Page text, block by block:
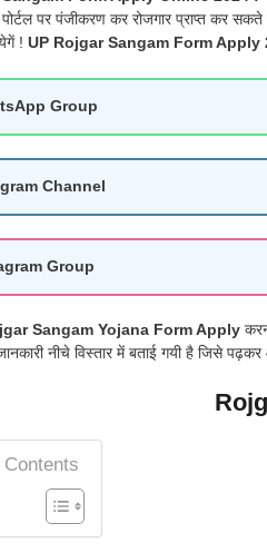
पर पंजीकरण कर रोजगार प्राप्त कर
! UP Rojgar Sangam Form Apply
Group
Channel
Group
Sangam Yojana Form Apply
नीचे विस्तार में बताई गयी है जिसे
Contents